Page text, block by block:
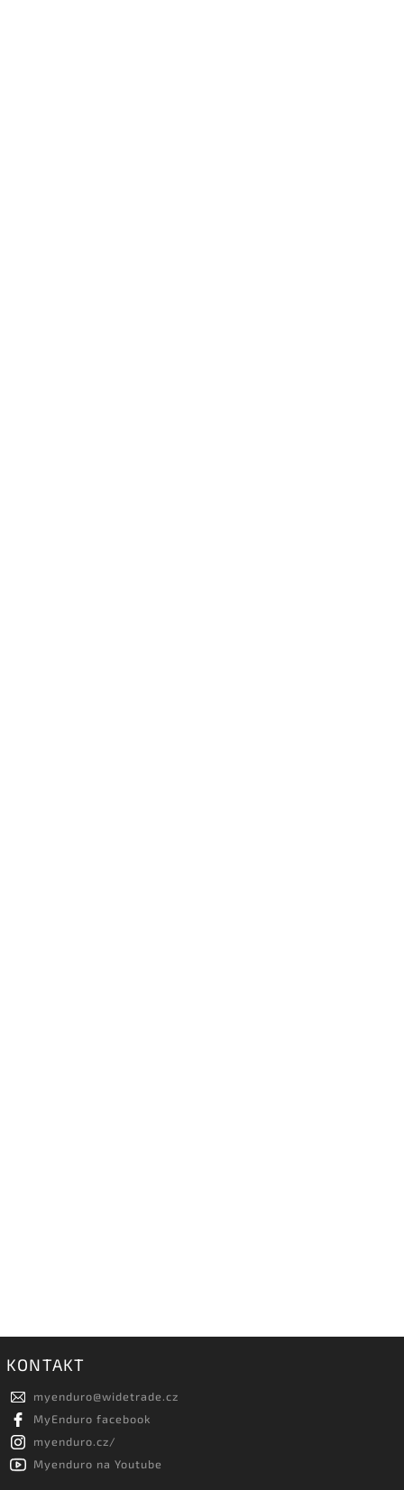
KONTAKT
myenduro@widetrade.cz
MyEnduro facebook
myenduro.cz/
Myenduro na Youtube